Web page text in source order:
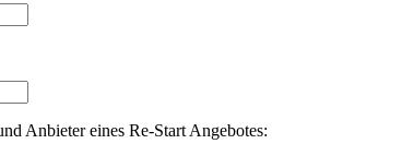
Anbieter eines Re-Start Angebotes: